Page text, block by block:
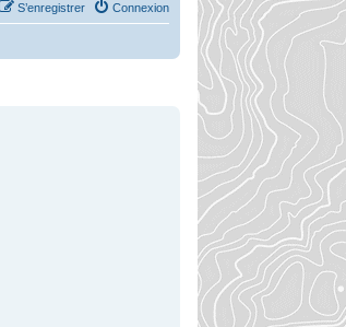
Connexion
S’enregistrer